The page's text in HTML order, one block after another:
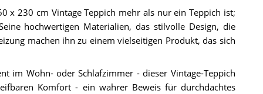
x 230 cm Vintage Teppich mehr als nur ein Teppich ist;
hochwertigen Materialien, das stilvolle Design, die
machen ihn zu einem vielseitigen Produkt, das sich
im Wohn- oder Schlafzimmer - dieser Vintage-Teppich
Komfort - ein wahrer Beweis für durchdachtes